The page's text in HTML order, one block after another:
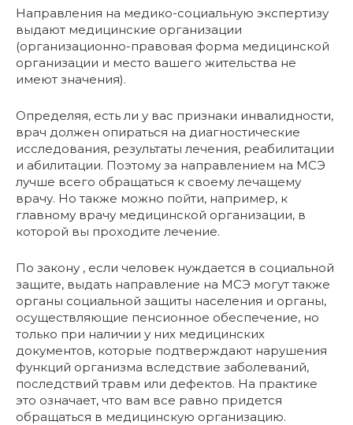
Направления на медико-социальную экспертизу
выдают медицинские организации
(организационно-правовая форма медицинской
организации и место вашего жительства не
имеют значения).
Определяя, есть ли у вас признаки инвалидности,
врач должен опираться на диагностические
исследования, результаты лечения, реабилитации
и абилитации. Поэтому за направлением на МСЭ
лучше всего обращаться к своему лечащему
врачу. Но также можно пойти, например, к
главному врачу медицинской организации, в
которой вы проходите лечение.
По закону , если человек нуждается в социальной
защите, выдать направление на МСЭ могут также
органы социальной защиты населения и органы,
осуществляющие пенсионное обеспечение, но
только при наличии у них медицинских
документов, которые подтверждают нарушения
функций организма вследствие заболеваний,
последствий травм или дефектов. На практике
это означает, что вам все равно придется
обращаться в медицинскую организацию.